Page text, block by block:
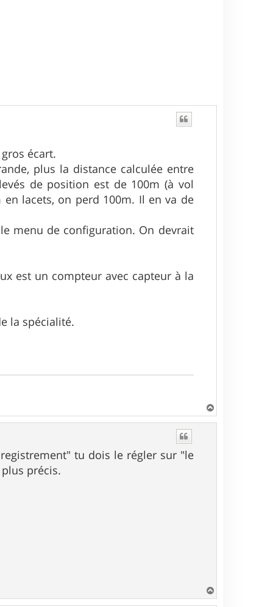
écart.
plus la distance calculée entre
de position est de 100m (à vol
lacets, on perd 100m. Il en va de
menu de configuration. On devrait
est un compteur avec capteur à la
la spécialité.
a
tu dois le régler sur "le
précis.
a